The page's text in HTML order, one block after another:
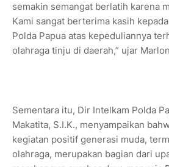
semakin semangat berlatih karena
Kami sangat berterima kasih
Polda Papua atas kepeduliannya
olahraga tinju di daerah,” ujar
Sementara itu, Dir Intelkam Polda
Makatita, S.I.K., menyampaikan
kegiatan positif generasi muda,
olahraga, merupakan bagian dari